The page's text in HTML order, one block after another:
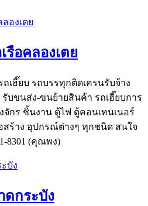
รือคลองเตย
ถเฮี๊ยบ รถบรรทุกติดเครนรับจ้าง
รับขนส่ง-ขนย้ายสินค้า รถเฮี๊ยบการ
จักร ชิ้นงาน ตู้ไฟ ตู้คอนเทนเนอร์
ร้าง อุปกรณ์ต่างๆ ทุกชนิด สนใจ
8301 (คุณพง)
ดกระบัง